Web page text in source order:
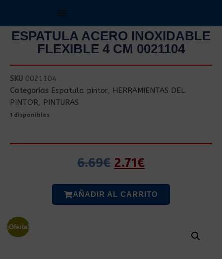
ESPATULA ACERO INOXIDABLE
FLEXIBLE 4 CM 0021104
SKU 0021104
Categorías Espatula pintor, HERRAMIENTAS DEL
PINTOR, PINTURAS
1 disponibles
6.69€ 2.71€
AÑADIR AL CARRITO
¡Oferta!